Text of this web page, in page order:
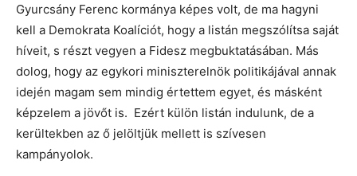
Gyurcsány Ferenc kormánya képes volt, de ma hagyni
kell a Demokrata Koalíciót, hogy a listán megszólítsa saját
híveit, s részt vegyen a Fidesz megbuktatásában. Más
dolog, hogy az egykori miniszterelnök politikájával annak
idején magam sem mindig értettem egyet, és másként
képzelem a jövőt is. Ezért külön listán indulunk, de a
kerültekben az ő jelöltjük mellett is szívesen
kampányolok.